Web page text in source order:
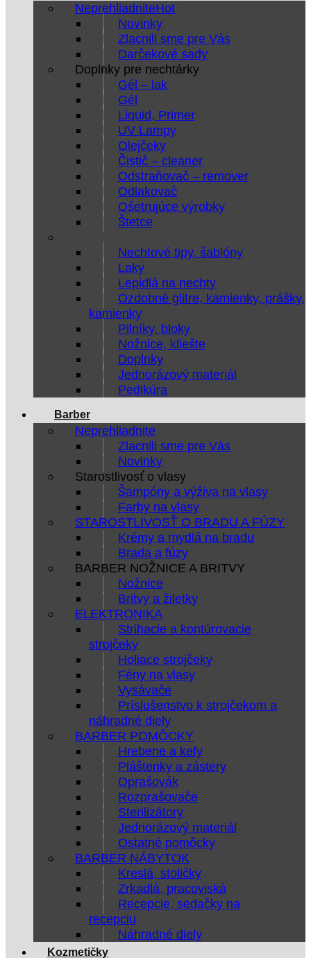
Neprehliadnite
Novinky
Zlacnili sme pre Vás
Darčekové sady
Doplnky pre nechtárky
Gél – lak
Gél
Liquid, Primer
UV Lampy
Olejčeky
Čistič – cleaner
Odstraňovač – remover
Odlakovač
Ošetrujúce výrobky
Štetce
Nechtové tipy, šablóny
Laky
Lepidlá na nechty
Ozdobné glitre, kamienky, prášky,
kamienky
Pilníky, bloky
Nožnice, kliešte
Doplnky
Jednorázový materiál
Pedikúra
Barber
Neprehliadnite
Zlacnili sme pre Vás
Novinky
Starostlivosť o vlasy
Šampóny a výživa na vlasy
Farby na vlasy
STAROSTLIVOSŤ O BRADU A FÚZY
Krémy a mydlá na bradu
Brada a fúzy
BARBER NOŽNICE A BRITVY
Nožnice
Britvy a žiletky
ELEKTRONIKA
Strihacie a kontúrovacie
strojčeky
Holiace strojčeky
Fény na vlasy
Vysávače
Príslušenstvo k strojčekom a
náhradné diely
BARBER POMÔCKY
Hrebene a kefy
Pláštenky a zástery
Oprašovák
Rozprašovače
Sterilizátory
Jednorázový materiál
Ostatné pomôcky
BARBER NÁBYTOK
Kreslá, stoličky
Zrkadlá, pracoviská
Recepcie, sedačky na
recepciu
Náhradné diely
Kozmetičky